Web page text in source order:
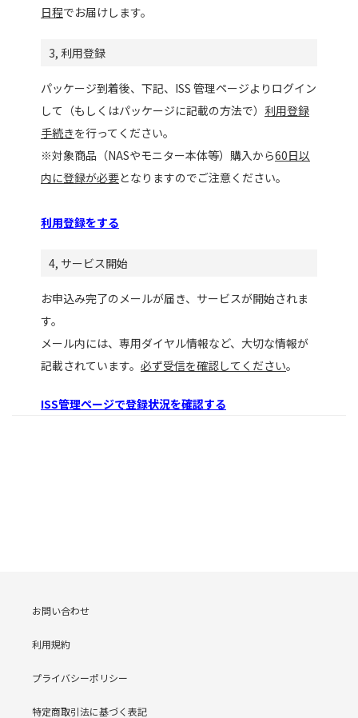
日程でお届けします。
3, 利用登録
パッケージ到着後、下記、ISS 管理ページよりログイン
して（もしくはパッケージに記載の方法で） 利用登録
手続きを行ってください。
※対象商品（NASやモニター本体等）購入から60日以
内に登録が必要となりますのでご注意ください。
利用登録をする
4, サービス開始
お申込み完了のメールが届き、サービスが開始されま
す。
メール内には、専用ダイヤル情報など、大切な情報が
記載されています。 必ず受信を確認してください。
ISS管理ページで登録状況を確認する
お問い合わせ
利用規約
プライバシーポリシー
特定商取引法に基づく表記